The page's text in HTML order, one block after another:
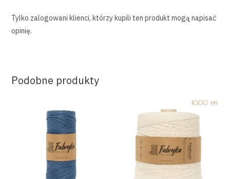
Tylko zalogowani klienci, którzy kupili ten produkt mogą napisać
opinię.
Podobne produkty